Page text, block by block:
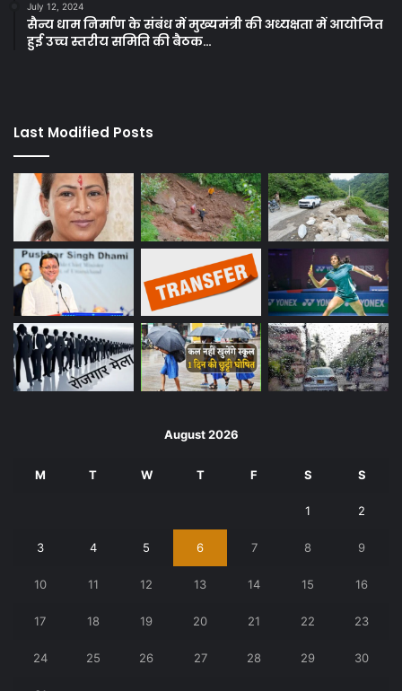
July 12, 2024
सैन्य धाम निर्माण के संबंध में मुख्यमंत्री की अध्यक्षता में आयोजित
हुई उच्च स्तरीय समिति की बैठक…
Last Modified Posts
August 2026
M T W T F S S
1 2
3 4 5 6 7 8 9
10 11 12 13 14 15 16
17 18 19 20 21 22 23
24 25 26 27 28 29 30